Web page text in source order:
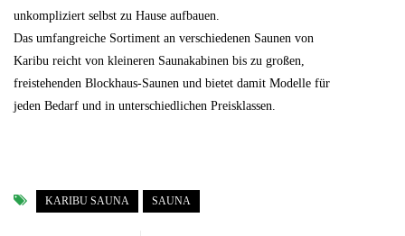
unkompliziert selbst zu Hause aufbauen.
Das umfangreiche Sortiment an verschiedenen Saunen von
Karibu reicht von kleineren Saunakabinen bis zu großen,
freistehenden Blockhaus-Saunen und bietet damit Modelle für
jeden Bedarf und in unterschiedlichen Preisklassen.
KARIBU SAUNA SAUNA